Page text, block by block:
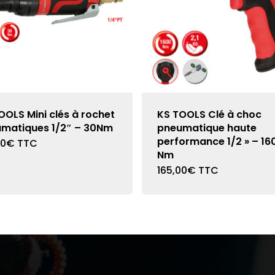
Mini clés à rochet
1/2″ – 30Nm
€ TTC
KS TOOLS Clé à choc
pneumatique haute
performance 1/2 » –
Nm
165,00€ TTC